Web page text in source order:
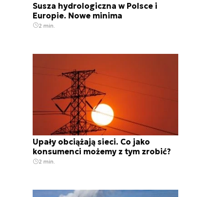
Susza hydrologiczna w Polsce i
Europie. Nowe minima
2 min.
Upały obciążają sieci. Co jako
konsumenci możemy z tym zrobić?
2 min.